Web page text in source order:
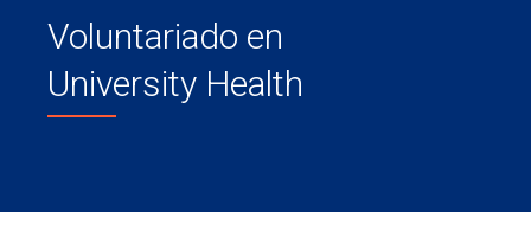
Voluntariado en
University Health